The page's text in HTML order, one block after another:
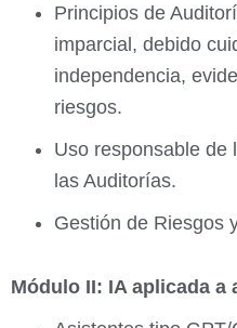
Principios de
imparcial, debido
independencia,
riesgos.
Uso responsable de
las Auditorías.
Gestión de Riesgos
Módulo II: IA aplicada